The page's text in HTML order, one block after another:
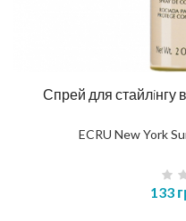
Спрей для стайлiнгу
ECRU New York
133